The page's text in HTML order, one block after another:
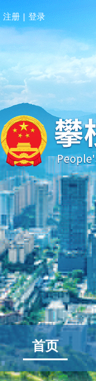
注册 | 登录
首页